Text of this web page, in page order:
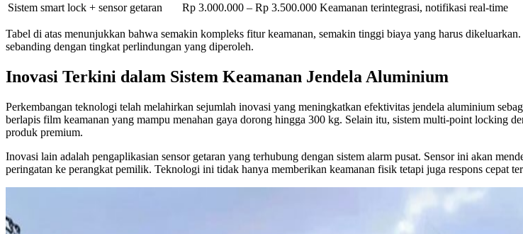
Sistem smart lock + sensor getaran
Rp 3.000.000 – Rp 3.500.000 Keamanan terintegrasi, notifikasi real-time
Tabel di atas menunjukkan bahwa semakin kompleks fitur keamanan, semakin tinggi biaya yang harus
sebanding dengan tingkat perlindungan yang diperoleh.
Inovasi Terkini dalam Sistem Keamanan Jendela Aluminium
Perkembangan teknologi telah melahirkan sejumlah inovasi yang meningkatkan efektivitas jendela aluminium
berlapis film keamanan yang mampu menahan gaya dorong hingga 300 kg. Selain itu, sistem multi-point locking
produk premium.
Inovasi lain adalah pengaplikasian sensor getaran yang terhubung dengan sistem alarm pusat. Sensor ini akan
peringatan ke perangkat pemilik. Teknologi ini tidak hanya memberikan keamanan fisik tetapi juga respons cepat